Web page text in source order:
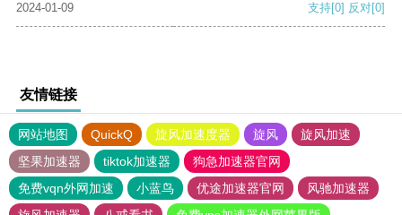
2024-01-09
支持[0] 反对[0]
友情链接
网站地图 QuickQ 旋风加速度器 旋风
旋风加速
坚果加速器
tiktok加速器
狗急加速器官网
免费vqn外网加速
小蓝鸟 优途加速器官网
风驰加速器